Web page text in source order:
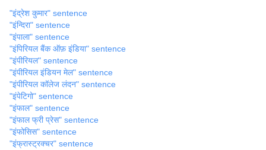
"इंद्रेश कुमार" sentence
"इंन्दिरा" sentence
"इंपाला" sentence
"इंपिरियल बैंक ऑफ़ इंडिया" sentence
"इंपीरियल" sentence
"इंपीरियल इंडियन मेल" sentence
"इंपीरियल कॉलेज लंदन" sentence
"इंपेटिगो" sentence
"इंफाल" sentence
"इंफाल फ्री प्रेस" sentence
"इंफोसिस" sentence
"इंफ्रास्ट्रक्चर" sentence